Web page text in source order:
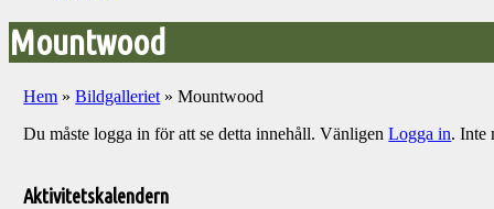
Mountwood
Hem »Bildgalleriet »Mountwood
Du måste logga in för att se detta innehåll. VänligenLogga in. Inte
till
Aktivitetskalendern